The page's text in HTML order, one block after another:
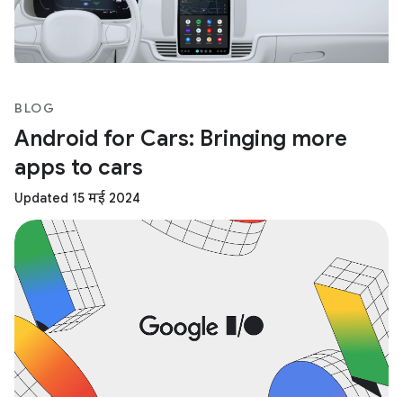
BLOG
Android for Cars: Bringing more
apps to cars
Updated 15 मई 2024